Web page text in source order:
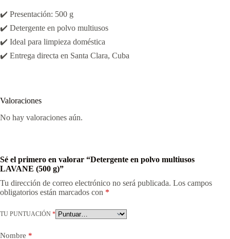
✔️ Presentación: 500 g
✔️ Detergente en polvo multiusos
✔️ Ideal para limpieza doméstica
✔️ Entrega directa en Santa Clara, Cuba
Valoraciones
No hay valoraciones aún.
Sé el primero en valorar “Detergente en polvo multiusos
LAVANE (500 g)”
Tu dirección de correo electrónico no será publicada. Los campos
obligatorios están marcados con *
TU PUNTUACIÓN *
Nombre *